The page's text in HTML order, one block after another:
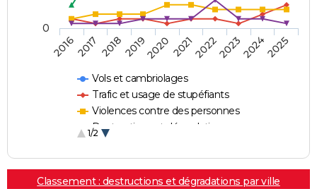
Vols et cambriolages
Trafic et usage de stupéfiants
Violences contre des personnes
Destructions et dégradations
1/2
20162017 20182019202020212022202320242025
0
Classement : destructions et dégradations par ville